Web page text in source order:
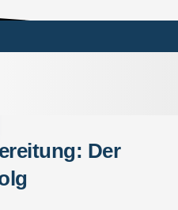
Der